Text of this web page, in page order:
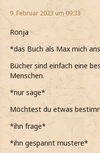
9. Februar 2023 um 09:33
Ronja
*das Buch als Max mich
Bücher sind einfach eine
Menschen.
*nur sage*
Möchtest du etwas
*ihn frage*
*ihn gespannt mustere*